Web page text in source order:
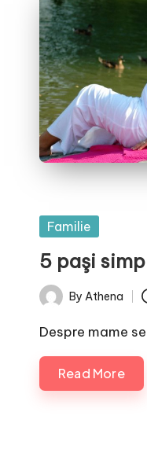
Posted
Familie
5 paşi
Posted
by
By Athena
Despre mame
Read More